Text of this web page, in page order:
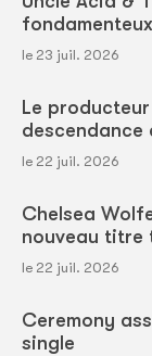
le 23 juil. 2026
Le
descendance
le 22 juil. 2026
Chelsea
nouveau titre
le 22 juil. 2026
Ceremony
single